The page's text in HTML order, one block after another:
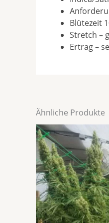
Blütezeit
Stretch –
Ertrag –
Ähnliche Produkte